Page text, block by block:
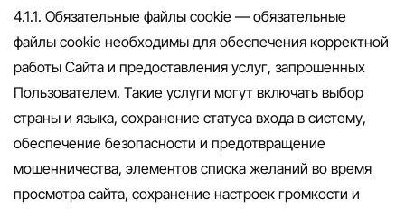
4.1.1. Обязательные файлы cookie — обязательные
файлы cookie необходимы для обеспечения корректной
работы Сайта и предоставления услуг, запрошенных
Пользователем. Такие услуги могут включать выбор
страны и языка, сохранение статуса входа в систему,
обеспечение безопасности и предотвращение
мошенничества, элементов списка желаний во время
просмотра сайта, сохранение настроек громкости и